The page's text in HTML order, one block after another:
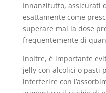
Innanzitutto, assicurati
esattamente come
superare mai la dose
frequentemente di
Inoltre, è importante
jelly con alcolici o pasti
interferire con